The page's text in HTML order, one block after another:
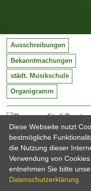
Stadt
Mittelstraße
32683
Tel:
Email:
Ausschreibungen
Bekanntmachungen
städt. Musikschule
Organigramm
Diese Webseite nutzt
bestmögliche
die Nutzung dieser
Verwendung von
entnehmen Sie bitte
Datenschutzerklärung